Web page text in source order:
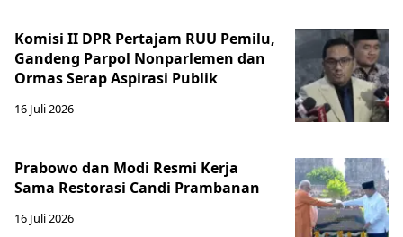
Komisi II DPR Pertajam RUU Pemilu,
Gandeng Parpol Nonparlemen dan
Ormas Serap Aspirasi Publik
16 Juli 2026
Prabowo dan Modi Resmi Kerja
Sama Restorasi Candi Prambanan
16 Juli 2026